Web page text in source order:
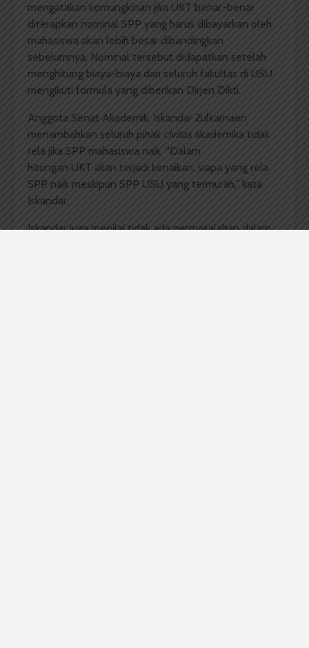
mengatakan kemungkinan jika UKT benar-benar
diterapkan nominal SPP yang harus dibayarkan oleh
mahasiswa akan lebih besar dibandingkan
sebelumnya. Nominal tersebut didapatkan setelah
menghitung biaya-biaya dari seluruh fakultas di USU
mengikuti formula yang diberikan Dirjen Dikti.
Anggota Senat Akademik, Iskandar Zulkarnaen
menambahkan seluruh pihak civitas akademika tidak
rela jika SPP mahasiswa naik. “Dalam
hitungan UKT akan terjadi kenaikan, siapa yang rela
SPP naik meskipun SPP USU yang termurah,” kata
Iskandar.
Iskandar juga menilai tidak ada permasalahan dalam